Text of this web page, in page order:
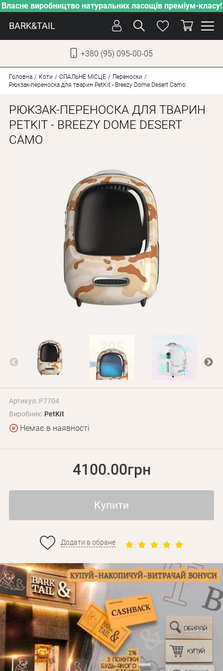
Власне виробництво натуральних ласощів преміум-класу!
BARK&TAIL
+380 (95) 095-00-05
ДОГЛЯД
ПІКЛУВАННЯ
НОВИНКИ
АКЦІЇ
ДЛЯ КОТІВ
Програма лояльності
Про Нас
Оптовим клієнтам
Контакти
Головна Коти СПАЛЬНЕ МІСЦЕ
Переноски
Рюкзак-переноска для тварин PetKit - Breezy Dome Desert Camo
РЮКЗАК-ПЕРЕНОСКА ДЛЯ ТВАРИН
PETKIT - BREEZY DOME DESERT
CAMO
Артикул: P7704
Виробник: PetKit
Немає в наявності
4100.00грн
Купити
Додати в обране